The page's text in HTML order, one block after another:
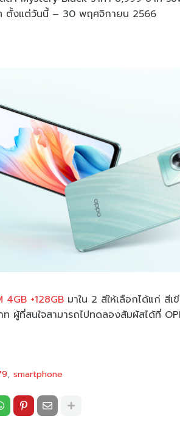
ตั้งแต่วันนี้ – 30 พฤศจิกายน 2566
4GB +128GB มาใน 2 สีให้เลือกได้แก่ สี
ผู้ที่สนใจสามารถไปทดลองสัมผัสได้ที่
smartphone